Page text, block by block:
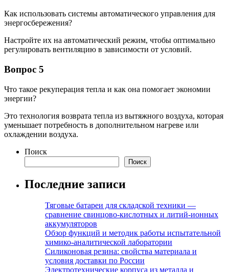
Как использовать системы автоматического управления для
энергосбережения?
Настройте их на автоматический режим, чтобы оптимально
регулировать вентиляцию в зависимости от условий.
Вопрос 5
Что такое рекуперация тепла и как она помогает экономии
энергии?
Это технология возврата тепла из вытяжного воздуха, которая
уменьшает потребность в дополнительном нагреве или
охлаждении воздуха.
Поиск
Поиск
Последние записи
Тяговые батареи для складской техники —
сравнение свинцово-кислотных и литий-ионных
аккумуляторов
Обзор функций и методик работы испытательной
химико-аналитической лаборатории
Силиконовая резина: свойства материала и
условия доставки по России
Электротехнические корпуса из металла и